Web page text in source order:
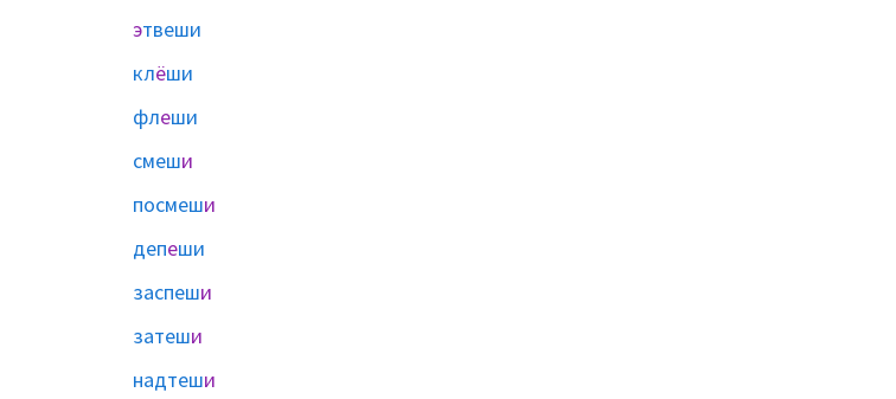
этвеши
клёши
флеши
смеши
посмеши
депеши
заспеши
затеши
надтеши